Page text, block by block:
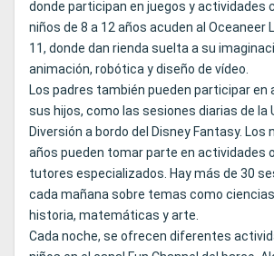
donde participan en juegos y actividades
niños de 8 a 12 años acuden al Oceaneer
11, donde dan rienda suelta a su
animación, robótica y diseño de vídeo.
Los padres también pueden participar en
sus hijos, como las sesiones diarias de la
Diversión a bordo del Disney Fantasy. Los
años pueden tomar parte en actividades
tutores especializados. Hay más de 30
cada mañana sobre temas como
historia, matemáticas y arte.
Cada noche, se ofrecen diferentes